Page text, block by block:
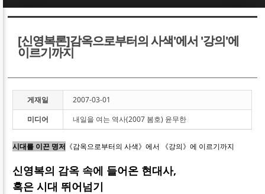
[신영복론]감옥으로부터의 사색'에서 '강의'에
이르기까지
게재일
2007-03-01
미디어
내일을 여는 역사(2007 봄호) 윤무한
시대를 이끈 명저 《감옥으로부터의 사색》에서 《강의》에 이르기까지
신영복의 감옥 속에 들어온 현대사,
혹은 시대 뛰어넘기
Sketchbook5, 스케치북5
Sketchbook5, 스케치북5
Sketchbook5, 스케치북5
Sketchbook5, 스케치북5